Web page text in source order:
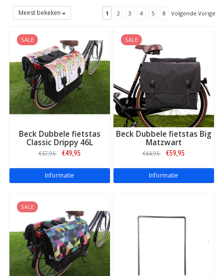
De Beck fietstassen zijn er in verschillende modellen, zoals
Beck fietstas | Beck Classic
De Beck Classic is het standaardmodel van de Beck Fietstassen.
Dit model is een dubbele fietstas en heeft een inhoud van 45
liter. De Beck Classic is verkrijgbaar in heel veel verschillende
prints en kleuren.
Meest bekeken 1 2 3 4 5 8 Volgende Vorige
SALE
Beck Dubbele fietstas
Classic Drippy 46L
€57,95 €49,95
Informatie
SALE
Beck Dubbele fietstas Big
Matzwart
€64,95 €59,95
Informatie
SALE